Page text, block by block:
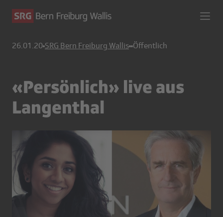
26.01.20 SRG Bern Freiburg Wallis Öffentlich
«Persönlich» live aus
Langenthal